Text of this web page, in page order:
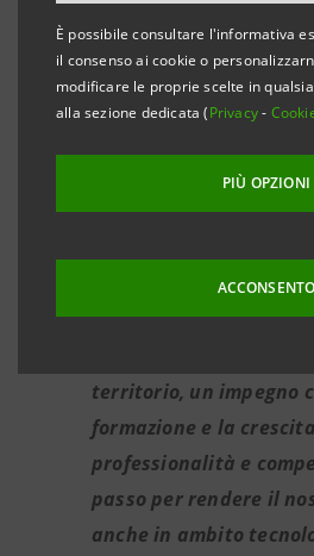
È possibile consultare l'informativa
il consenso ai cookie o
modificare le proprie scelte in
alla sezione dedicata (Privacy-
PIÙ OPZIONI
ACCONSENTO
metodologie per
soluzioni avanzate
dell’Intelligenza
Carlo Messina,
di Intesa Sanpaolo,
Gruppo avrà Torino
Grattacielo si conferma
territorio, un impegno
formazione e la
professionalità e
passo per rendere il
anche in ambito